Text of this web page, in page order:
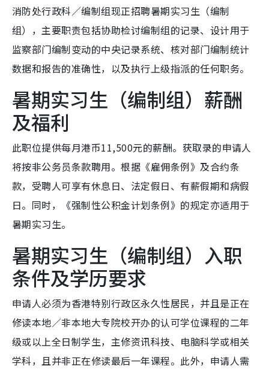
消防处行政科／编制组现正招聘暑期实习生（编制
组），主要职责包括协助检讨编制组的记录、设计用于
监察部门编制变动的中央记录系统、核对部门编制统计
数据和报告的准确性，以及执行上级指派的任何职务。
暑期实习生（编制组）薪酬
及福利
此职位提供每月港币11,500元的薪酬。获取录的申请人
将按非公务员条款聘用。根据《雇佣条例》及合约条
款，受聘人可享有休息日、法定假日、有薪假期和病假
日。同时，《强制性公积金计划条例》的规定亦适用于
暑期实习生。
暑期实习生（编制组）入职
条件及学历要求
申请人必须为香港特别行政区永久性居民，并且是正在
修读本地／非本地大专院校开办的认可学位课程的二年
级或以上全日制学生，主修资讯科技、电脑科学或相关
学科，且并非正在修读最后一年课程。此外，申请人需